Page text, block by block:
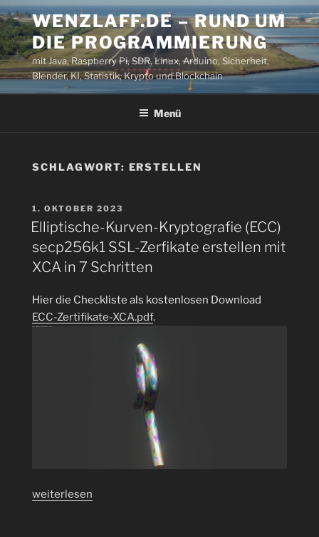
Zum
Inhalt
springen
WENZLAFF.DE – RUND UM
DIE PROGRAMMIERUNG
mit Java, Raspberry Pi, SDR, Linux, Arduino, Sicherheit,
Blender, KI, Statistik, Krypto und Blockchain
Menü
SCHLAGWORT: ERSTELLEN
VERÖFFENTLICHT
AM
1. OKTOBER 2023
Elliptische-Kurven-Kryptografie (ECC)
secp256k1 SSL-Zerfikate erstellen mit
XCA in 7 Schritten
Hier die Checkliste als kostenlosen Download
ECC-Zertifikate-XCA.pdf.
„Elliptische-
weiterlesen